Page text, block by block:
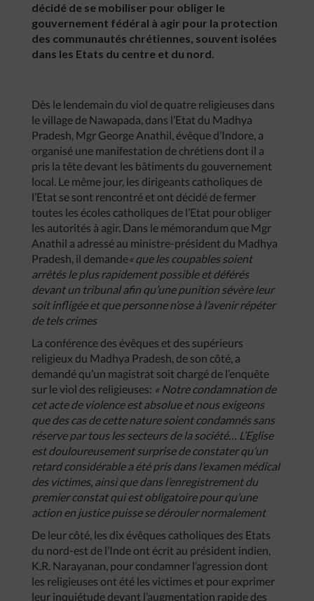
décidé de se mobiliser pour obliger le
gouvernement fédéral à agir pour la protection
des communautés chrétiennes, souvent isolées
dans les Etats du centre et du nord.
Dès le lendemain du viol de quatre religieuses dans
le village de Nawapada, dans l’Etat du Madhya
Pradesh, Mgr George Anathil, évêque d’Indore, a
organisé une manifestation de chrétiens dont il a
pris la tête devant les bâtiments du gouvernement
local. Le même jour, les dirigeants catholiques de
l’Etat se sont rencontré et ont décidé de fermer
toutes les écoles catholiques de l’Etat pour obliger
les autorités à agir. Dans le mémorandum que Mgr
Anathil a adressé au ministre-président du Madhya
Pradesh, il demande«que lescoupablessoient
arrêtés leplusrapidementpossibleetdéférés
devant un tribunalafin qu’unepunition sévère leur
soit infligéeetquepersonnen’oseà l’avenirrépéter
de telscrimes
La conférence des évêques et des supérieurs
religieux du Madhya Pradesh, de son côté, a
demandé qu’un magistrat soit chargé de l’enquête
sur le viol des religieuses: « Notrecondamnation de
cetactede violenceestabsolueetnousexigeons
quedescasdecettenaturesoientcondamnéssans
réservepartous lessecteursde lasociété… L’Eglise
estdouloureusementsurprisedeconstaterqu’un
retardconsidérableaétéprisdans l’examen médical
des victimes, ainsiquedans l’enregistrementdu
premierconstatquiestobligatoirepourqu’une
action en justicepuissesedéroulernormalement
De leur côté, les dix évêques catholiques des Etats
du nord-est de l’Inde ont écrit au président indien,
K.R. Narayanan, pour condamner l’agression dont
les religieuses ont été les victimes et pour exprimer
leur inquiétude devant l’augmentation rapide des